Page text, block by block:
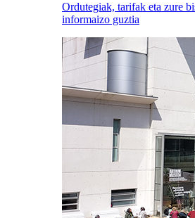
Ordutegiak, tarifak eta zure
informaizo guztia